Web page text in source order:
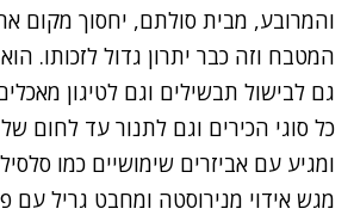
והמרובע, מבית סולתם, יחסוך מקום
המטבח וזה כבר יתרון גדול לזכותו.
גם לבישול תבשילים וגם לטיגון
ומגיע עם אביזרים שימושיים כמו
מגש אידוי מנירוסטה ומחבט גריל עם